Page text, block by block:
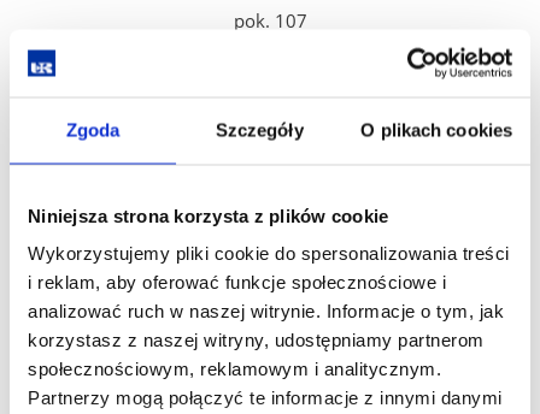
Zgoda Szczegóły O plikach cookies
Niniejsza strona korzysta z plików cookie
Wykorzystujemy pliki cookie do spersonalizowania treści
i reklam, aby oferować funkcje społecznościowe i
analizować ruch w naszej witrynie. Informacje o tym, jak
korzystasz z naszej witryny, udostępniamy partnerom
społecznościowym, reklamowym i analitycznym.
Partnerzy mogą połączyć te informacje z innymi danymi
pok. 107
mgr Joanna Gancarz
tel. 17 872 2811
e-mail:jogancarz@ur.edu.pl
pok. 107